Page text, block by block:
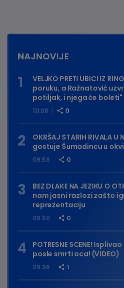
NAJNOVIJE
10:08 0
VELJKO PRETI UBICI IZ
poruku, a Ražnatović
potiljak, i njega će boleti"
09:58 0
OKRŠAJ STARIH RIVALA
gostuje Šumadincu u
09:50 0
BEZ DLAKE NA JEZIKU O
nam jasni razlozi zašto
reprezentaciju
09:36 1
POTRESNE SCENE!
posle smrti oca! (VIDEO)